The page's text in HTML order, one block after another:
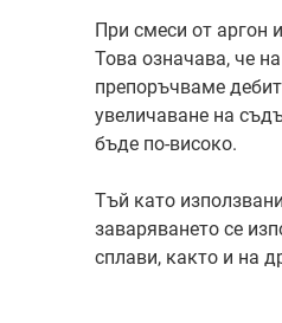
При смеси от аргон
Това означава, че
препоръчваме
увеличаване на
бъде по-високо.
Тъй като
заваряването се
сплави, както и на